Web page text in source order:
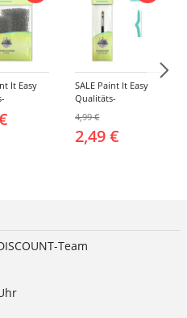
It Easy
2
SALE Paint It Easy
Qualitäts-
klein, für Gesicht
und Körper
4,99 €
2,49 €
Team